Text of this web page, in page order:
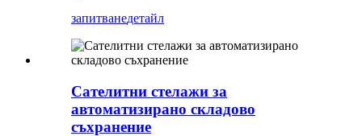
запитванедетайл
Сателитни стелажи за
автоматизирано складово
съхранение